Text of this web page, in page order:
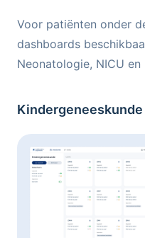
Voor patiënten onder
dashboards
Neonatologie, NICU en
Kindergeneeskunde